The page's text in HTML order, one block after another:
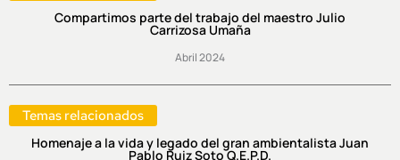
Compartimos parte del trabajo del maestro Julio
Carrizosa Umaña
Abril 2024
Temas relacionados
Homenaje a la vida y legado del gran ambientalista Juan
Pablo Ruiz Soto Q.E.P.D.